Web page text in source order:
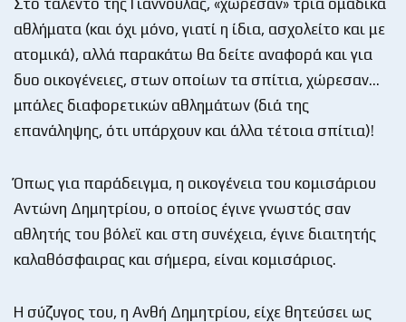
αθλήματα (και όχι μόνο, γιατί η ίδια, ασχολείτο και με
ατομικά), αλλά παρακάτω θα δείτε αναφορά και για
δυο οικογένειες, στων οποίων τα σπίτια, χώρεσαν…
μπάλες διαφορετικών αθλημάτων (διά της
επανάληψης, ότι υπάρχουν και άλλα τέτοια σπίτια)!
Όπως για παράδειγμα, η οικογένεια του κομισάριου
Αντώνη Δημητρίου, ο οποίος έγινε γνωστός σαν
αθλητής του βόλεϊ και στη συνέχεια, έγινε διαιτητής
καλαθόσφαιρας και σήμερα, είναι κομισάριος.
Η σύζυγος του, η Ανθή Δημητρίου, είχε θητεύσει ως